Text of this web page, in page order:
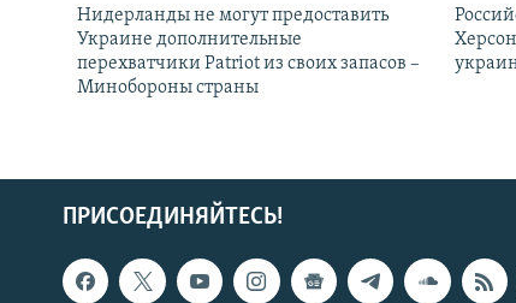
Нидерланды не могут предоставить
Украине дополнительные
перехватчики Patriot из своих запасов –
Минобороны страны
ПРИСОЕДИНЯЙТЕСЬ!